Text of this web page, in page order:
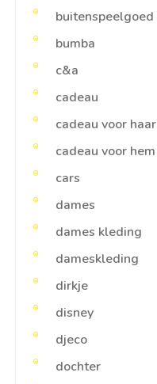
buitenspeelgoed
bumba
c&a
cadeau
cadeau voor haar
cadeau voor hem
cars
dames
dames kleding
dameskleding
dirkje
disney
djeco
dochter